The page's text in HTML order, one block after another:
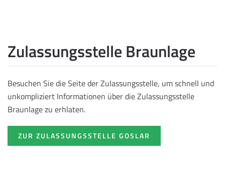
Zulassungsstelle Braunlage
Besuchen Sie die Seite der Zulassungsstelle, um schnell und
unkompliziert Informationen über die Zulassungsstelle
Braunlage zu erhlaten.
ZUR ZULASSUNGSSTELLE GOSLAR